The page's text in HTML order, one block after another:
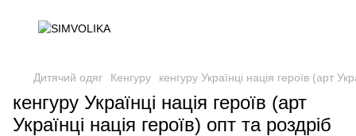
Дитячий одяг Кенгуру кенгуру Українці нація героїв (арт
кенгуру Українці нація героїв (арт
Українці нація героїв) опт та роздріб